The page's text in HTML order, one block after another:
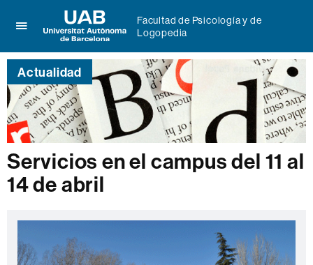
aquí
para
desplegar
el
menú
de
Facultad
Psicología
y
de
Universitat
Autònoma
de
Barcelona
Facultad de Psicología y de
Logopedia
Actualidad
Servicios en el campus del 11 al
14 de abril